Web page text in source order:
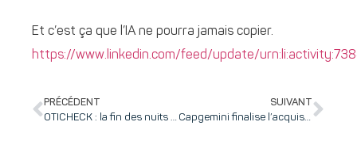
Et c’est ça que l’IA ne pourra jamais copier.
https://www.linkedin.com/feed/update/
PRÉCÉDENT
SUIVANT
Capgemini finalise l’acquisition de WNS pour créer un leader mondial des opérations intelligentes basées sur l’IA agentique